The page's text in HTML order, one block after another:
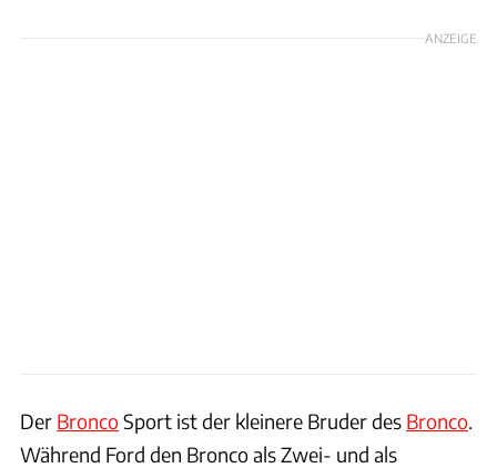
ANZEIGE
Der BroncoSport ist der kleinere Bruder des Bronco.
Während Ford den Bronco als Zwei- und als